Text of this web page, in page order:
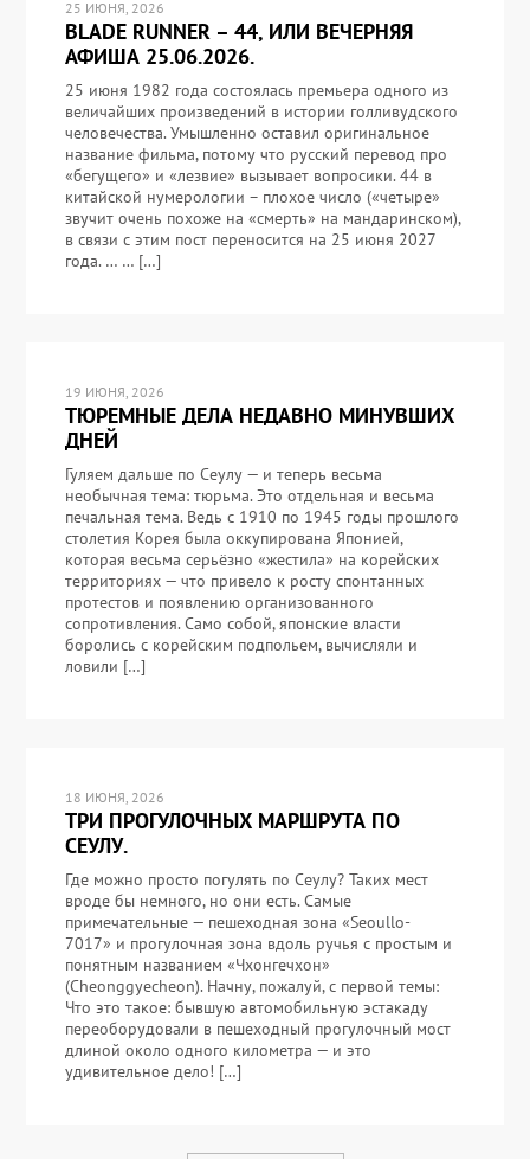
25 ИЮНЯ, 2026
BLADE RUNNER – 44, ИЛИ ВЕЧЕРНЯЯ
АФИША 25.06.2026.
25 июня 1982 года состоялась премьера одного из
величайших произведений в истории голливудского
человечества. Умышленно оставил оригинальное
название фильма, потому что русский перевод про
«бегущего» и «лезвие» вызывает вопросики. 44 в
китайской нумерологии – плохое число («четыре»
звучит очень похоже на «смерть» на мандаринском),
в связи с этим пост переносится на 25 июня 2027
года. … … […]
19 ИЮНЯ, 2026
ТЮРЕМНЫЕ ДЕЛА НЕДАВНО МИНУВШИХ
ДНЕЙ
Гуляем дальше по Сеулу — и теперь весьма
необычная тема: тюрьма. Это отдельная и весьма
печальная тема. Ведь с 1910 по 1945 годы прошлого
столетия Корея была оккупирована Японией,
которая весьма серьёзно «жестила» на корейских
территориях — что привело к росту спонтанных
протестов и появлению организованного
сопротивления. Само собой, японские власти
боролись с корейским подпольем, вычисляли и
ловили […]
18 ИЮНЯ, 2026
ТРИ ПРОГУЛОЧНЫХ МАРШРУТА ПО
СЕУЛУ.
Где можно просто погулять по Сеулу? Таких мест
вроде бы немного, но они есть. Самые
примечательные — пешеходная зона «Seoullo-
7017» и прогулочная зона вдоль ручья с простым и
понятным названием «Чхонгечхон»
(Cheonggyecheon). Начну, пожалуй, с первой темы:
Что это такое: бывшую автомобильную эстакаду
переоборудовали в пешеходный прогулочный мост
длиной около одного километра — и это
удивительное дело! […]